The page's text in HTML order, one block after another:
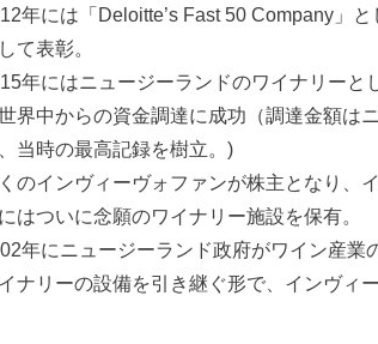
年には「Deloitte’s Fast 50 Company」
て表彰。
年にはニュージーランドのワイナリー
界中からの資金調達に成功（調達金額は
当時の最高記録を樹立。)
のインヴィーヴォファンが株主となり、
はついに念願のワイナリー施設を保有。
年にニュージーランド政府がワイン産業
ナリーの設備を引き継ぐ形で、インヴィ